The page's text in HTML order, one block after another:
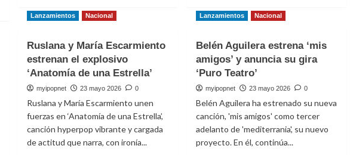
sobre
anuncia
single
y
de
gira
sobre
su
disco
más
‘QUINCE’
Lanzamientos Nacional
Ruslana y María Escarmiento
estrenan el explosivo
‘Anatomía de una Estrella’
myipopnet 23 mayo 2026 0
Ruslana y María Escarmiento unen
fuerzas en ‘Anatomía de una Estrella’,
canción hyperpop vibrante y cargada
de actitud que narra, con ironía...
Lanzamientos Nacional
Belén Aguilera estrena ‘mis
amigos’ y anuncia su gira
‘Puro Teatro’
myipopnet 23 mayo 2026 0
Belén Aguilera ha estrenado su nueva
canción, 'mis amigos' como tercer
adelanto de 'mediterrania', su nuevo
proyecto. En él, continúa...